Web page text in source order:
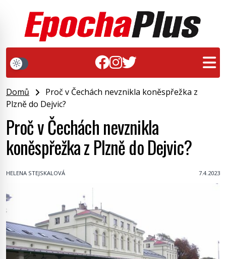
Domů
Proč v Čechách nevznikla koněspřežka z
Plzně do Dejvic?
Proč v Čechách nevznikla
koněspřežka z Plzně do Dejvic?
HELENA STEJSKALOVÁ 7.4.2023